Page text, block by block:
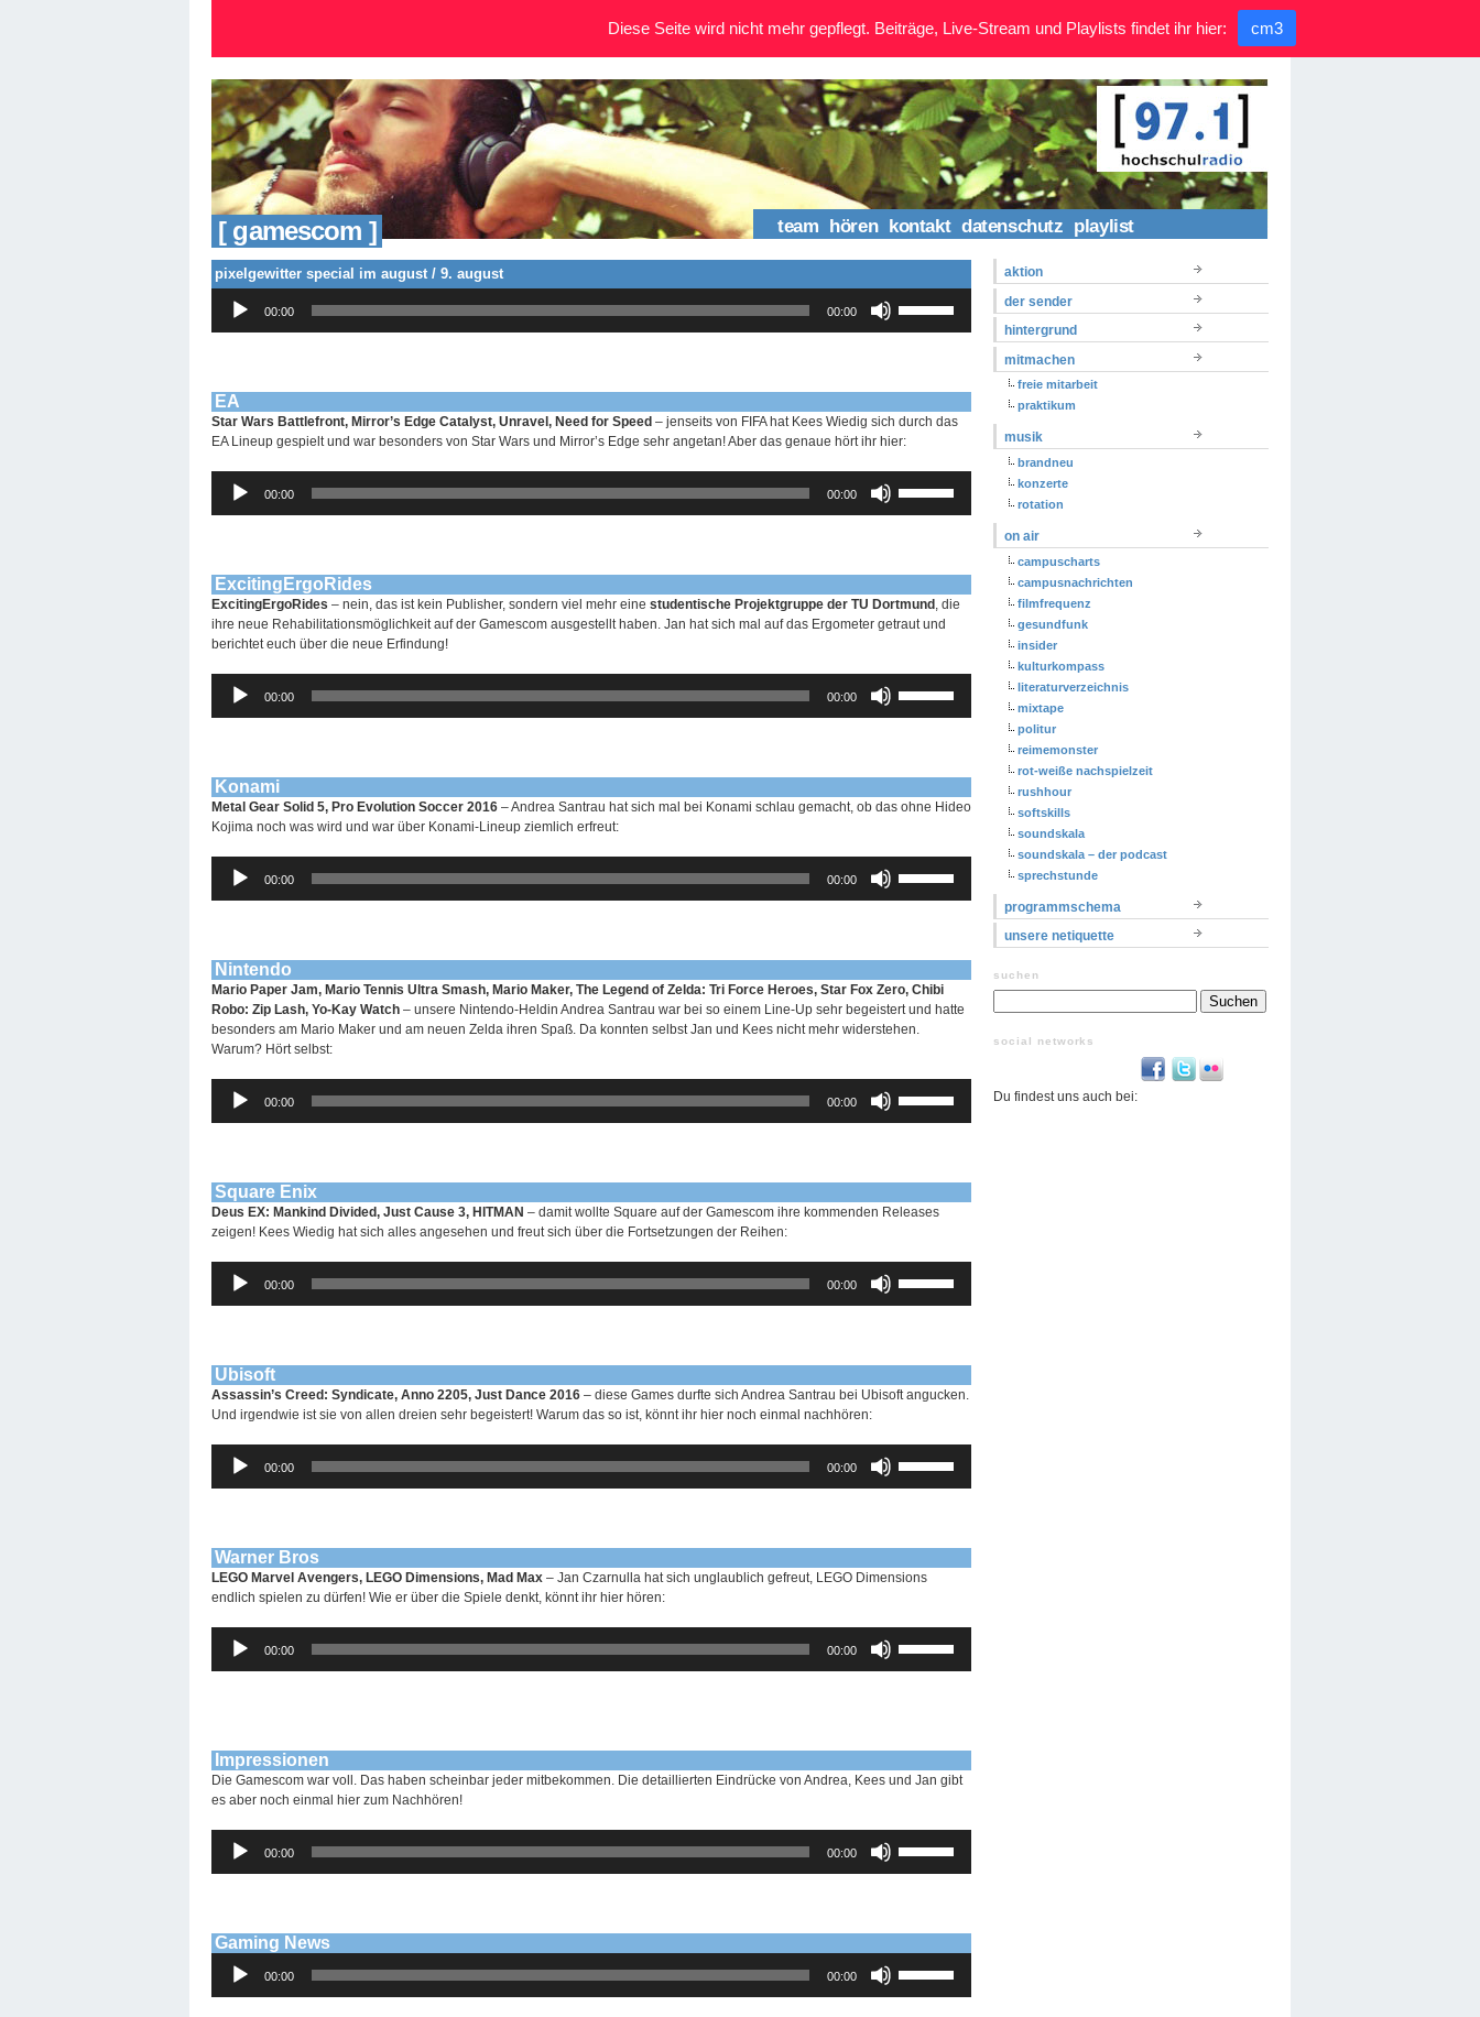
[ gamescom ] team hören kontakt datenschutz playlist
pixelgewitter special im august / 9. august
Player
00:00 00:00
Hoch/Runter
benutzen,
Lautstärke
zu
regeln.
EA
Star Wars Battlefront, Mirror’s Edge Catalyst, Unravel, Need for Speed – jenseits von FIFA hat Kees Wiedig sich durch das
EA Lineup gespielt und war besonders von Star Wars und Mirror’s Edge sehr angetan! Aber das genaue hört ihr hier:
Player
00:00 00:00
Hoch/Runter
benutzen,
Lautstärke
zu
regeln.
ExcitingErgoRides
ExcitingErgoRides – nein, das ist kein Publisher, sondern viel mehr eine studentische Projektgruppe der TU Dortmund , die
ihre neue Rehabilitationsmöglichkeit auf der Gamescom ausgestellt haben. Jan hat sich mal auf das Ergometer getraut und
berichtet euch über die neue Erfindung!
Player
00:00 00:00
Hoch/Runter
benutzen,
Lautstärke
zu
Konami
Metal Gear Solid 5, Pro Evolution Soccer 2016 – Andrea Santrau hat sich mal bei Konami schlau gemacht, ob das ohne Hideo
Kojima noch was wird und war über Konami-Lineup ziemlich erfreut:
Player
00:00 00:00
Hoch/Runter
benutzen,
Lautstärke
zu
regeln.
Nintendo
Mario Paper Jam, Mario Tennis Ultra Smash, Mario Maker, The Legend of Zelda: Tri Force Heroes, Star Fox Zero, Chibi
Robo: Zip Lash, Yo-Kay Watch – unsere Nintendo-Heldin Andrea Santrau war bei so einem Line-Up sehr begeistert und hatte
besonders am Mario Maker und am neuen Zelda ihren Spaß. Da konnten selbst Jan und Kees nicht mehr widerstehen.
Warum? Hört selbst:
Player
00:00 00:00
Hoch/Runter
benutzen,
Lautstärke
zu
Square Enix
Deus EX: Mankind Divided, Just Cause 3, HITMAN – damit wollte Square auf der Gamescom ihre kommenden Releases
zeigen! Kees Wiedig hat sich alles angesehen und freut sich über die Fortsetzungen der Reihen:
Player
00:00 00:00
Hoch/Runter
benutzen,
Lautstärke
zu
Ubisoft
Assassin’s Creed: Syndicate, Anno 2205, Just Dance 2016 – diese Games durfte sich Andrea Santrau bei Ubisoft angucken.
Und irgendwie ist sie von allen dreien sehr begeistert! Warum das so ist, könnt ihr hier noch einmal nachhören:
Player
00:00 00:00
Hoch/Runter
benutzen,
Lautstärke
zu
Warner Bros
LEGO Marvel Avengers, LEGO Dimensions, Mad Max – Jan Czarnulla hat sich unglaublich gefreut, LEGO Dimensions
endlich spielen zu dürfen! Wie er über die Spiele denkt, könnt ihr hier hören:
Player
00:00 00:00
Hoch/Runter
benutzen,
zu
regeln.
Impressionen
Die Gamescom war voll. Das haben scheinbar jeder mitbekommen. Die detaillierten Eindrücke von Andrea, Kees und Jan gibt
es aber noch einmal hier zum Nachhören!
Player
00:00 00:00
Hoch/Runter
benutzen,
Lautstärke
zu
regeln.
Gaming News
Player
00:00 00:00
Hoch/Runter
benutzen,
aktion
der sender
hintergrund
mitmachen
freie mitarbeit
praktikum
musik
brandneu
konzerte
rotation
on air
campuscharts
campusnachrichten
filmfrequenz
gesundfunk
insider
kulturkompass
literaturverzeichnis
mixtape
politur
reimemonster
rot-weiße nachspielzeit
rushhour
softskills
soundskala
soundskala – der podcast
sprechstunde
programmschema
unsere netiquette
suchen
social networks
Du findest uns auch bei:
Diese Seite wird nicht mehr gepflegt. Beiträge, Live-Stream und Playlists findet ihr hier: cm3